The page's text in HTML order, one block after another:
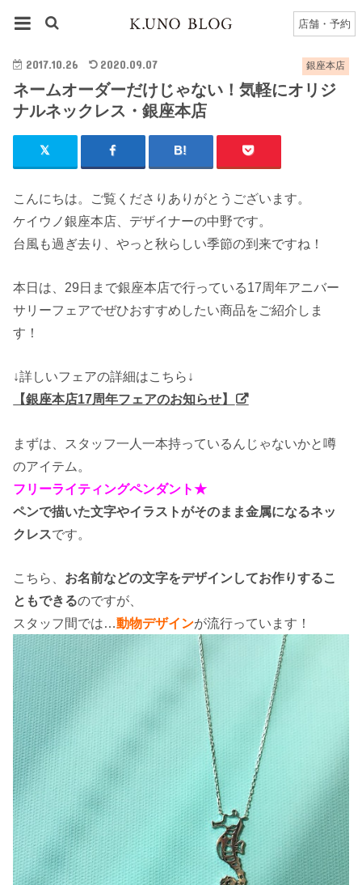
店舗・予約
ネームオーダーだけじゃない！気軽にオリジナルネックレス・銀座本店
銀座本店
2017.10.26 2020.09.07
ネームオーダーだけじゃない！気軽にオリジ
ナルネックレス・銀座本店
こんにちは。ご覧くださりありがとうございます。
ケイウノ銀座本店、デザイナーの中野です。
台風も過ぎ去り、やっと秋らしい季節の到来ですね！
本日は、29日まで銀座本店で行っている17周年アニバー
サリーフェアでぜひおすすめしたい商品をご紹介しま
す！
↓詳しいフェアの詳細はこちら↓
【銀座本店17周年フェアのお知らせ】
まずは、スタッフ一人一本持っているんじゃないかと噂
のアイテム。
フリーライティングペンダント★
ペンで描いた文字やイラストがそのまま金属になるネッ
クレスです。
こちら、 お名前などの文字をデザインしてお作りするこ
ともできるのですが、
スタッフ間では…動物デザインが流行っています！